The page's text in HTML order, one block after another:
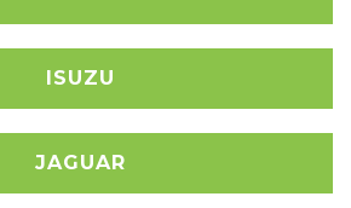
ISUZU
JAGUAR